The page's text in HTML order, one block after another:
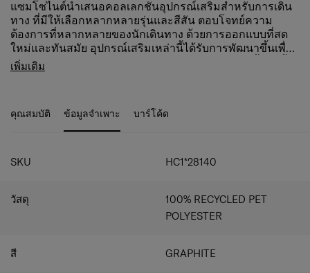
แซมโซไนต์นำเสนอคอลเลกชันอุปกรณ์เสริมสำหรับการเดิน
ทาง ที่มีให้เลือกหลากหลายรุ่นและสีสัน ตอบโจทย์ความ
ต้องการที่หลากหลายของนักเดินทาง ด้วยการออกแบบที่สด
ใหม่และทันสมัย อุปกรณ์เสริมเหล่านี้ได้รับการพัฒนาขึ้นเพื่อ
ตอบสนองความต้องการของนักเดินทางยุคใหม่ที่คาดหวังทั้ง
ในด้านสไตล์ ฟังก์ชันการใช้งาน และความน่าเชื่อถือ ทุกรุ่น
ทั้งความทนทานและสวยงามในเวลาเดียวกัน
สามารถใช้ได้กับกระเป๋าเดินทางขนาด 29-31 นิ้ว
พื้นผิวยับยั้งแบคทีเรีย
คงทนมากขึ้น
สามารถพับเก็บได้
เพิ่มเติม
คุณสมบัติ ข้อมูลจำเพาะ บาร์โค้ด
SKU HC1*28140
วัสดุ
100% RECYCLED PET
POLYESTER
สี GRAPHITE